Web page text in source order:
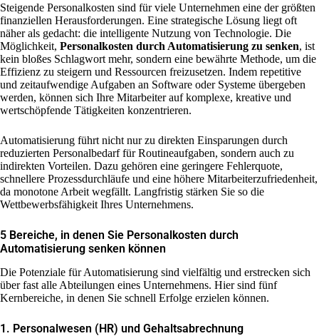
Steigende Personalkosten sind für viele Unternehmen eine der größten
finanziellen Herausforderungen. Eine strategische Lösung liegt oft
näher als gedacht: die intelligente Nutzung von Technologie. Die
Möglichkeit, Personalkosten durch Automatisierung zu senken, ist
kein bloßes Schlagwort mehr, sondern eine bewährte Methode, um die
Effizienz zu steigern und Ressourcen freizusetzen. Indem repetitive
und zeitaufwendige Aufgaben an Software oder Systeme übergeben
werden, können sich Ihre Mitarbeiter auf komplexe, kreative und
wertschöpfende Tätigkeiten konzentrieren.
Automatisierung führt nicht nur zu direkten Einsparungen durch
reduzierten Personalbedarf für Routineaufgaben, sondern auch zu
indirekten Vorteilen. Dazu gehören eine geringere Fehlerquote,
schnellere Prozessdurchläufe und eine höhere Mitarbeiterzufriedenheit,
da monotone Arbeit wegfällt. Langfristig stärken Sie so die
Wettbewerbsfähigkeit Ihres Unternehmens.
5 Bereiche, in denen Sie Personalkosten durch
Automatisierung senken können
Die Potenziale für Automatisierung sind vielfältig und erstrecken sich
über fast alle Abteilungen eines Unternehmens. Hier sind fünf
Kernbereiche, in denen Sie schnell Erfolge erzielen können.
1. Personalwesen (HR) und Gehaltsabrechnung